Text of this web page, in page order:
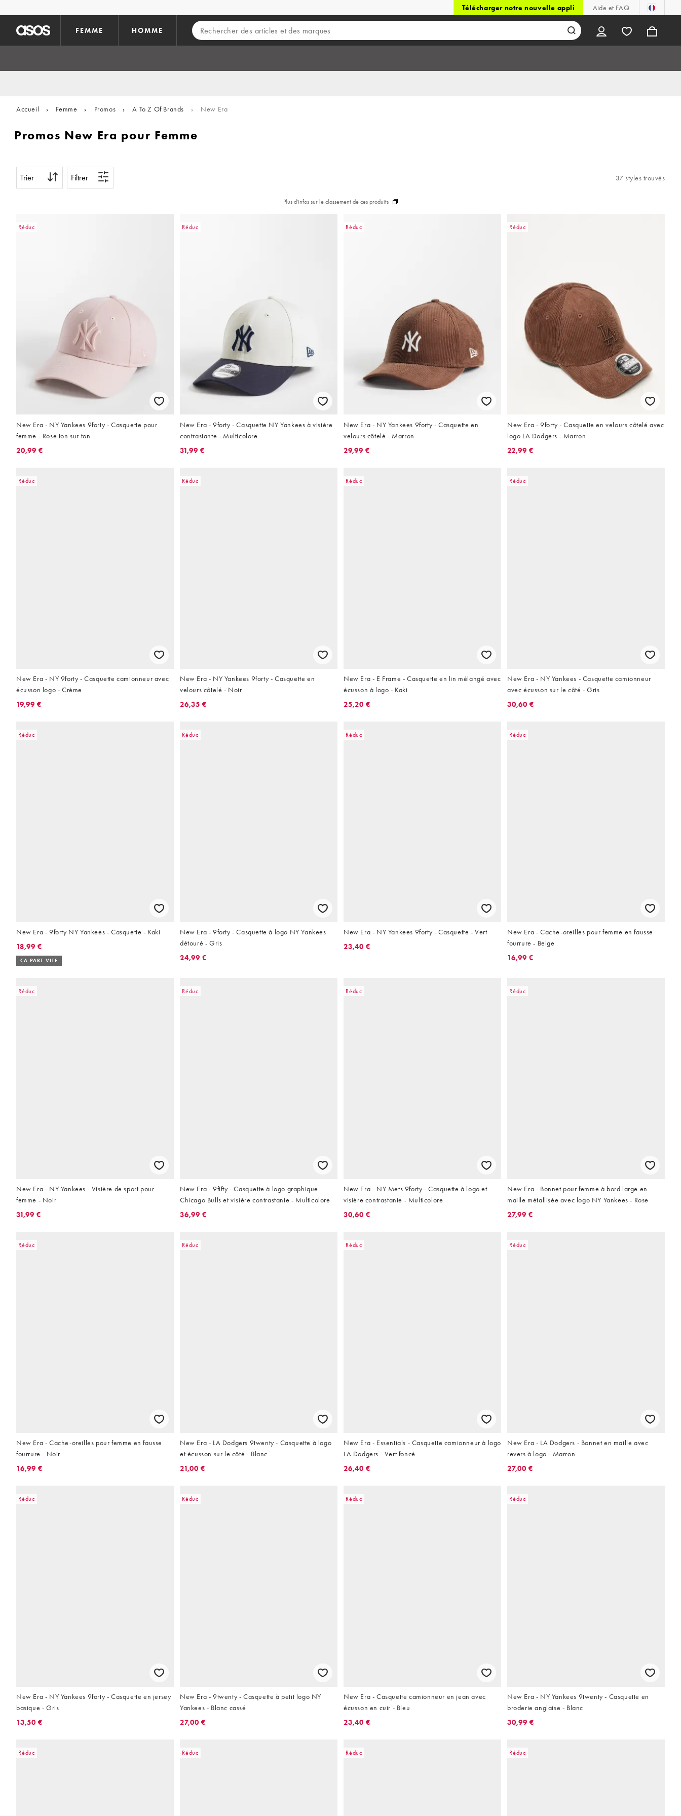
Télécharger notre nouvelle appli Aide et FAQ
FEMME HOMME
Accueil › Femme › Promos › A To Z Of Brands › New Era
Promos New Era pour Femme
Trier Filtrer 37 styles trouvés
Plus d'infos sur le classement de ces produits
Réduc
New Era - NY Yankees 9forty - Casquette pour
femme - Rose ton sur ton
20,99 €
Réduc
New Era - 9forty - Casquette NY Yankees à visière
contrastante - Multicolore
31,99 €
Réduc
New Era - NY Yankees 9forty - Casquette en
velours côtelé - Marron
29,99 €
Réduc
New Era - 9forty - Casquette en velours côtelé avec
logo LA Dodgers - Marron
22,99 €
Réduc
New Era - NY 9forty - Casquette camionneur avec
écusson logo - Crème
19,99 €
Réduc
New Era - NY Yankees 9forty - Casquette en
velours côtelé - Noir
26,35 €
Réduc
New Era - E Frame - Casquette en lin mélangé avec
écusson à logo - Kaki
25,20 €
Réduc
New Era - NY Yankees - Casquette camionneur
avec écusson sur le côté - Gris
30,60 €
Réduc
New Era - 9forty NY Yankees - Casquette - Kaki
18,99 €
ÇA PART VITE
Réduc
New Era - 9forty - Casquette à logo NY Yankees
détouré - Gris
24,99 €
Réduc
New Era - NY Yankees 9forty - Casquette - Vert
23,40 €
Réduc
New Era - Cache-oreilles pour femme en fausse
fourrure - Beige
16,99 €
Réduc
New Era - NY Yankees - Visière de sport pour
femme - Noir
31,99 €
Réduc
New Era - 9fifty - Casquette à logo graphique
Chicago Bulls et visière contrastante - Multicolore
36,99 €
Réduc
New Era - NY Mets 9forty - Casquette à logo et
visière contrastante - Multicolore
30,60 €
Réduc
New Era - Bonnet pour femme à bord large en
maille métallisée avec logo NY Yankees - Rose
27,99 €
Réduc
New Era - Cache-oreilles pour femme en fausse
fourrure - Noir
16,99 €
Réduc
New Era - LA Dodgers 9twenty - Casquette à logo
et écusson sur le côté - Blanc
21,00 €
Réduc
New Era - Essentials - Casquette camionneur à logo
LA Dodgers - Vert foncé
26,40 €
Réduc
New Era - LA Dodgers - Bonnet en maille avec
revers à logo - Marron
27,00 €
Réduc
New Era - NY Yankees 9forty - Casquette en jersey
basique - Gris
13,50 €
Réduc
New Era - 9twenty - Casquette à petit logo NY
Yankees - Blanc cassé
27,00 €
Réduc
New Era - Casquette camionneur en jean avec
écusson en cuir - Bleu
23,40 €
Réduc
New Era - NY Yankees 9twenty - Casquette en
broderie anglaise - Blanc
30,99 €
Réduc Réduc Réduc Réduc